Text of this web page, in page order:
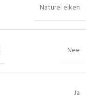
Naturel eiken
Nee
Ja